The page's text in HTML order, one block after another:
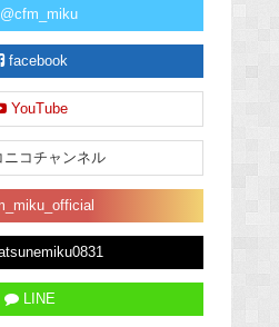
facebook
YouTube
ニコチャンネル
LINE